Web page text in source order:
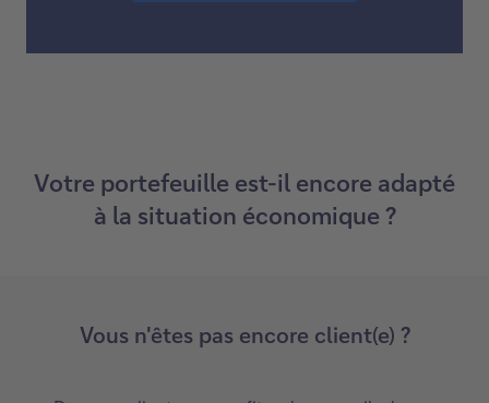
Votre portefeuille est-il encore adapté
à la situation économique ?
Vous n'êtes pas encore client(e) ?